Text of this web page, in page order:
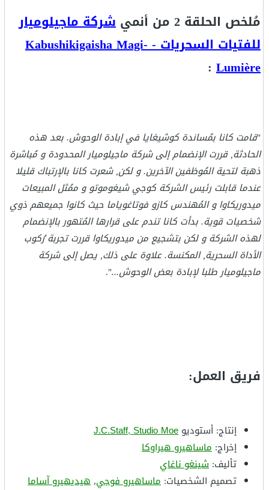
مُلخص الحلقة 2 من أنمي
شركة ماجيلوميار
للفتيات السحريات - Kabushikigaisha Magi-
Lumière
:
"قامت كانا بمُساندة كوشيغايا في إبادة الوحوش. بعد هذه
الحادثة, قررت الإنضمام إلى شركة ماجيلوميار المحدودة و مُباشرة
ذهبة لتحية المُوظفين الآخرين. و لكن, شعرت كانا بالإرتباك قليلا
عندما قابلت رئيس الشركة كوجي شيغوموتو و ممُثل المبيعات
ميدوريكاوا و المُهندس كازو فوتاغوياما حيث كانوا جميعهم ذوي
شخصيات قوية. بدأت كانا تندم على قرارها المُتهور بالإنضمام
لهذه الشركة و لكن بتشجيع من ميدوريكاوا قررت تجربة رُكوب
الأداة السحرية, المكنسة. علاوة على ذلك, يصل إلى شركة
ماجيلوميار طلبا لإبادة بعض الوحوش...".
فريق العمل:
إنتاج: أستوديو J.C.Staff, Studio Moe
إخراج: ماساهيرو هيراوكا
تأليف: شينغو ناغاي
تصميم الشخصيات: ماساهيرو فوجي,هيديهيرو آساما